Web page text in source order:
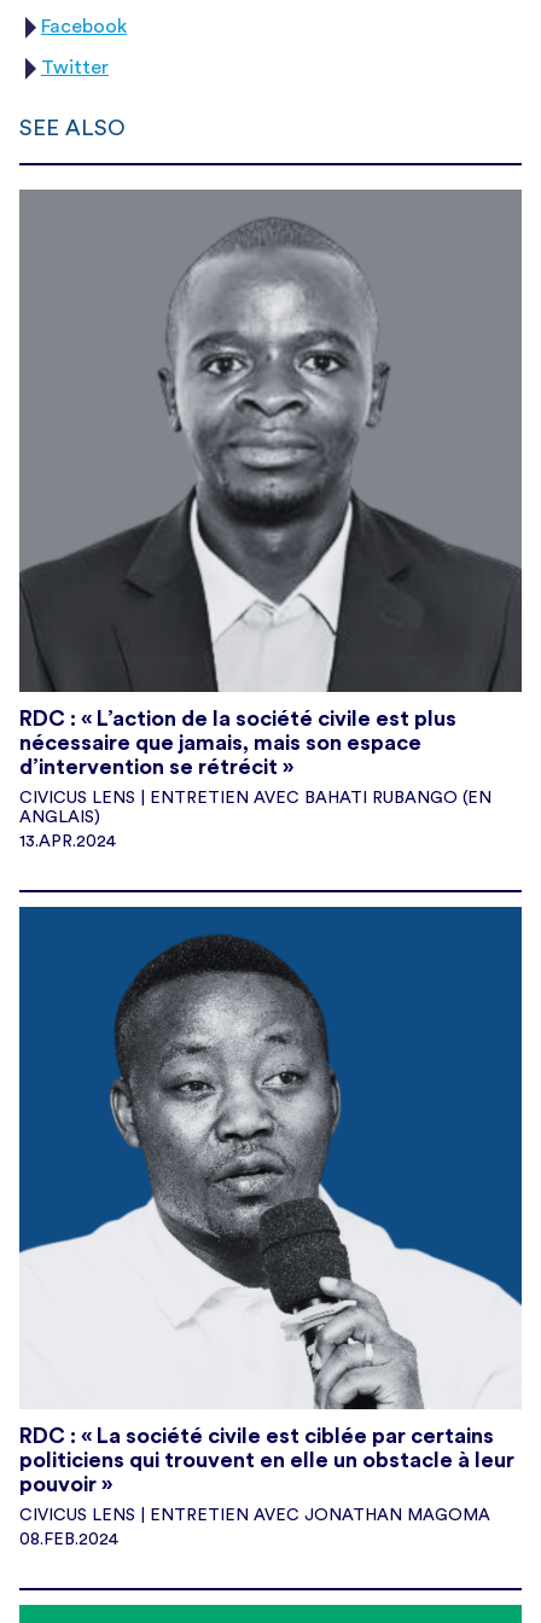
Facebook
Twitter
SEE ALSO
RDC : « L’action de la société civile est plus
nécessaire que jamais, mais son espace
d’intervention se rétrécit »
CIVICUS LENS | ENTRETIEN AVEC BAHATI RUBANGO (EN
ANGLAIS)
13.APR.2024
RDC : « La société civile est ciblée par certains
politiciens qui trouvent en elle un obstacle à leur
pouvoir »
CIVICUS LENS | ENTRETIEN AVEC JONATHAN MAGOMA
08.FEB.2024